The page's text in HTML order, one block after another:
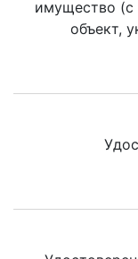
имущество (с
объект,